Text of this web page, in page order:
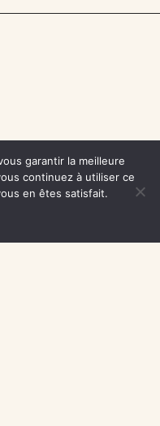
garantir la meilleure
continuez à utiliser ce
en êtes satisfait.